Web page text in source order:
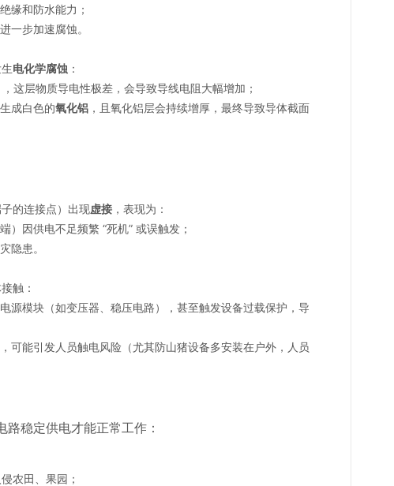
缘和防水能力；
一步加速腐蚀。
电化学腐蚀 ：
，这层物质导电性极差，会导致导线电阻大幅增加；
成白色的氧化铝 ，且氧化铝层会持续增厚，最终导致导体截面
的连接点）出现虚接 ，表现为：
因供电不足频繁 “死机” 或误触发；
隐患。
触：
源模块（如变压器、稳压电路），甚至触发设备过载保护，导
可能引发人员触电风险（尤其防山猪设备多安装在户外，人员
稳定供电才能正常工作：
农田、果园；